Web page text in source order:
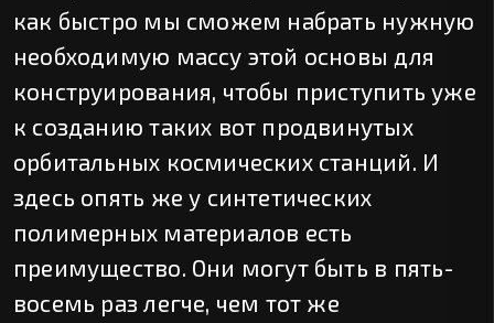
как быстро мы сможем набрать нужную
необходимую массу этой основы для
конструирования, чтобы приступить уже
к созданию таких вот продвинутых
орбитальных космических станций. И
здесь опять же у синтетических
полимерных материалов есть
преимущество. Они могут быть в пять-
восемь раз легче, чем тот же